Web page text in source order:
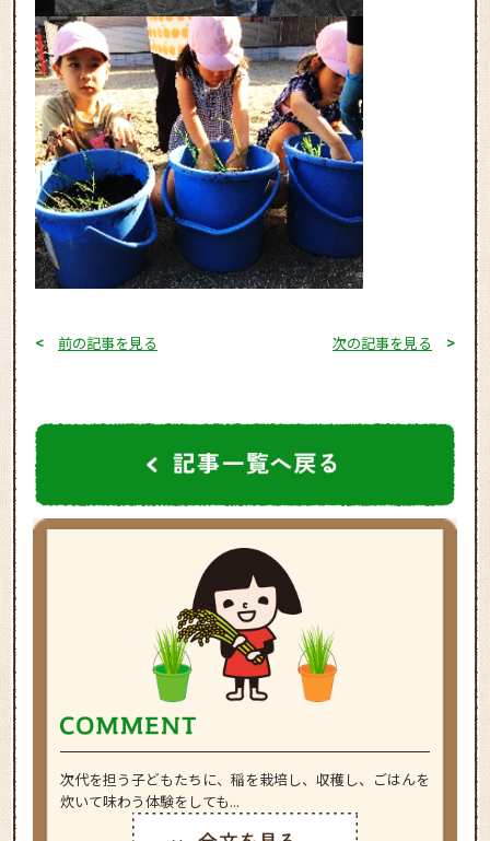
< 前の記事を見る 次の記事を見る >
次代を担う子どもたちに、稲を栽培し、収穫し、ごはんを
炊いて味わう体験をしても...